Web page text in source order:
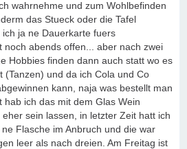
wahrnehme und zum Wohlbefinden
das Stueck oder die Tafel
ja ne Dauerkarte fuers
noch abends offen... aber nach zwei
Hobbies finden dann auch statt wo es
(Tanzen) und da ich Cola und Co
kann, naja was bestellt man
ich das mit dem Glas Wein
sein lassen, in letzter Zeit hatt ich
Flasche im Anbruch und die war
leer als nach dreien. Am Freitag ist